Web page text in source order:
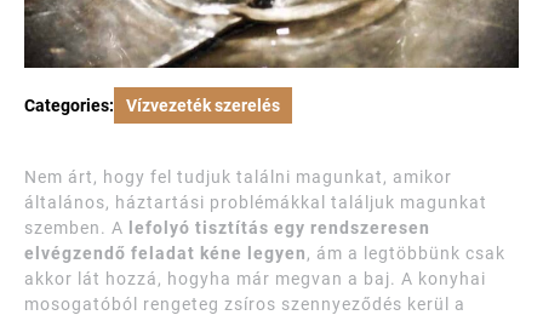
Categories: Vízvezeték szerelés
Nem árt, hogy fel tudjuk találni magunkat, amikor
általános, háztartási problémákkal találjuk magunkat
szemben. A
lefolyó tisztítás egy rendszeresen
elvégzendő feladat kéne legyen, ám a legtöbbünk csak
akkor lát hozzá, hogyha már megvan a baj. A konyhai
mosogatóból rengeteg zsíros szennyeződés kerül a